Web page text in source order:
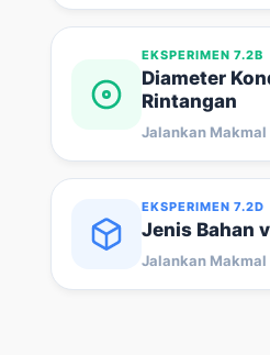
EKSPERIMEN 7.2B
Diameter
Rintangan
Jalankan
EKSPERIMEN 7.2D
Jenis Bahan
Jalankan